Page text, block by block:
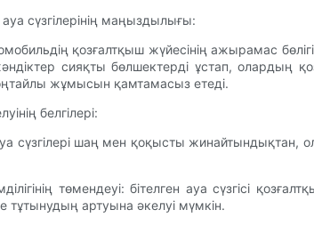
ауа сүзгілерінің маңыздылығы:
қозғалтқыш жүйесінің ажырамас
жәндіктер сияқты бөлшектерді ұстап,
жұмысын қамтамасыз етеді.
белгілері:
сүзгілері шаң мен қоқысты жинайтындықтан,
төмендеуі: бітелген ауа сүзгісі
тұтынудың артуына әкелуі мүмкін.